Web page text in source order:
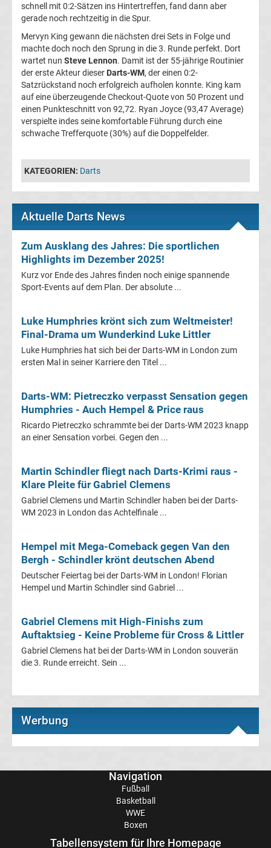
live
im
TV
Tabellen
Ergebnisse
International:
Premier
League
Tabelle
Frauen
Erg.
Bundesliga
Tabelle
1
Ergebnisse
schnell mit 0:2-Sätzen ins Hintertreffen, fand dann aber
gerade noch rechtzeitig in die Spur.
Mervyn King gewann die nächsten drei Sets in Folge und
machte doch noch den Sprung in die 3. Runde perfekt. Dort
wartet nun Steve Lennon. Damit ist der 55-jährige Routinier
der erste Akteur dieser Darts-WM, der einen 0:2-
Satzrückstand noch erfolgreich aufholen konnte. King kam
auf eine überzeugende Checkout-Quote von 50 Prozent und
einen Punkteschnitt von 92,72. Ryan Joyce (93,47 Average)
verspielte indes seine komfortable Führung durch eine
schwache Trefferquote (30%) auf die Doppelfelder.
KATEGORIEN: Darts
Aktuelle Darts News
Zum Ausklang des Jahres: Die sportlichen
Highlights im Dezember 2025!
Kurz vor Ende des Jahres finden noch einige spannende
Sport-Events auf dem Plan. Der absolute ...
Luke Humphries krönt sich zum Weltmeister!
Final-Drama um Wunderkind Luke Littler
Luke Humphries hat sich bei der Darts-WM in London zum
ersten Mal in seiner Karriere den Titel ...
Darts-WM: Pietreczko verpasst Sensation gegen
Humphries - Auch Hempel & Price raus
Ricardo Pietreczko schrammte bei der Darts-WM 2023 knapp
an einer Sensation vorbei. Gegen den ...
Martin Schindler fliegt nach Darts-Krimi raus -
Klare Pleite für Gabriel Clemens
Gabriel Clemens und Martin Schindler haben bei der Darts-
WM 2023 in London das Achtelfinale ...
Hempel mit Mega-Comeback gegen Van den
Bergh - Schindler krönt deutschen Abend
Deutscher Feiertag bei der Darts-WM in London! Florian
Hempel und Martin Schindler sind Gabriel ...
Gabriel Clemens mit High-Finishs zum
Auftaktsieg - Keine Probleme für Cross & Littler
Gabriel Clemens hat bei der Darts-WM in London souverän
die 3. Runde erreicht. Sein ...
Werbung
Navigation
Fußball
Basketball
WWE
Boxen
Tabellensystem für Ihre Homepage